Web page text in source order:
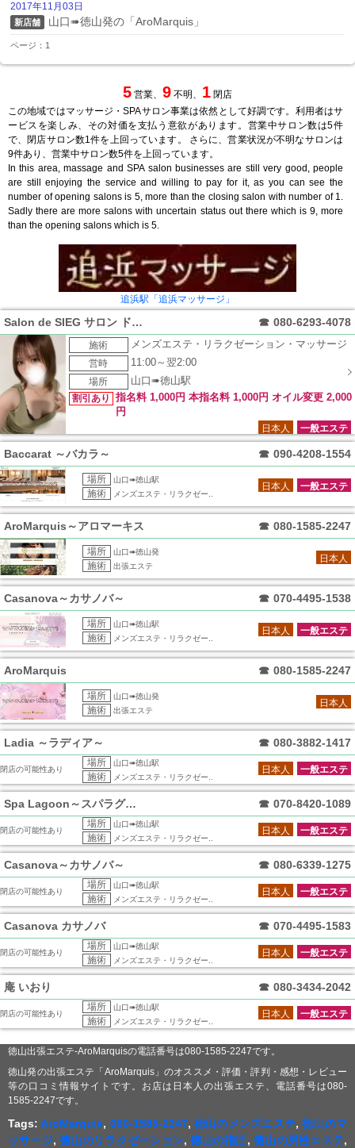
2017年11月03日
新店舗 山口➠徳山発の「AroMarquis」
ページ：1
5 営業、 9 不明、 1 閉店
この地域ではマッサージ・SPAサロン事業は依然として好調です。利用者はサ
ービスを楽しみ、その対価を支払う意欲があります。営業中サロン数は5件
で、閉店サロン数1件を上回っています。 さらに、営業状況が不明なサロンは
9件あり、営業中サロン数5件を上回っています。
In this area, massage and SPA salon businesses are still very good, people
are still enjoying the service and willing to pay for it, as you can see the
number of opening salons is 5, more than the closing salon with number of 1.
Sadly there are more salons with uncertain status out there which is 9, more
than the opening salons which is 5.
追浜駅「追浜マッサージ」
Salon de SIEG サロン ド ジーク ☎ 080-6293-4078
施術
メンズエステ・リラクゼーション・マッサージ
営時
11:00～翌2:00
場所
山口➠徳山駅
割引あり
指名料 1,000円 本指名料 1,000円 オイル変更 2,000
円
一般エステ
日本人
Baccarat ～バカラ～ ☎ 090-4208-1554
場所 山口➠徳山駅
施術 メンズエステ・リラクゼー..
一般エステ
日本人
AroMarquis～アロマーキス ☎ 080-1585-2247
場所 山口➠徳山発
施術 出張エステ
日本人
Casanova～カサノバ～ ☎ 070-4495-1538
場所 山口➠徳山駅
施術 メンズエステ・リラクゼー..
一般エステ
日本人
AroMarquis ☎ 080-1585-2247
場所 山口➠徳山発
施術 出張エステ
日本人
Ladia ～ラディア～ ☎ 080-3882-1417
閉店の可能性あり
場所 山口➠徳山駅
施術 メンズエステ・リラクゼー..
一般エステ
日本人
Spa Lagoon～スパラグーン～ ☎ 070-8420-1089
閉店の可能性あり
場所 山口➠徳山駅
施術 メンズエステ・リラクゼー..
一般エステ
日本人
Casanova～カサノバ～ ☎ 080-6339-1275
閉店の可能性あり
場所 山口➠徳山駅
施術 メンズエステ・リラクゼー..
一般エステ
日本人
Casanova カサノバ ☎ 070-4495-1583
閉店の可能性あり
場所 山口➠徳山駅
施術 メンズエステ・リラクゼー..
一般エステ
日本人
庵 いおり ☎ 080-3434-2042
閉店の可能性あり
場所 山口➠徳山駅
施術 メンズエステ・リラクゼー..
一般エステ
日本人
徳山出張エステ-AroMarquisの電話番号は080-1585-2247です。
徳山発の出張エステ「AroMarquis」のオススメ・評価・評判・感想・レビュー
等の口コミ情報サイトです。お店は日本人の出張エステ、電話番号は080-
1585-2247です。
Tags: AroMarquis, 080-1585-2247, 徳山のメンズエステ,徳山のマ
ッサージ,徳山のリラクゼーション,徳山の指圧, 徳山の男性エステ,